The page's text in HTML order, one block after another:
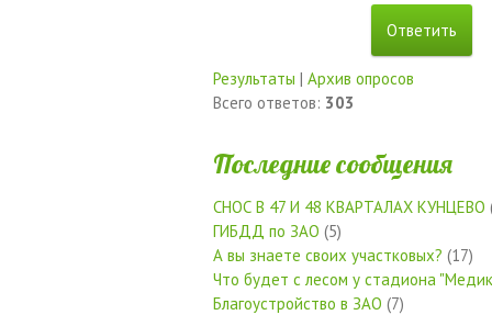
Результаты | Архив опросов
Всего ответов: 303
Последние сообщения
СНОС В 47 И 48 КВАРТАЛАХ КУНЦЕВО
ГИБДД по ЗАО (5)
А вы знаете своих участковых? (17)
Что будет с лесом у стадиона
Благоустройство в ЗАО (7)